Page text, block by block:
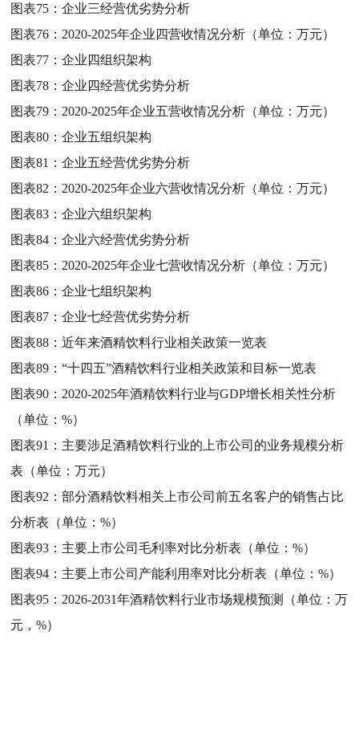
图表75：企业三经营优劣势分析
图表76： 2020-2025年企业四营收情况分析（单位：万元）
图表77：企业四组织架构
图表78：企业四经营优劣势分析
图表79： 2020-2025年企业五营收情况分析（单位：万元）
图表80：企业五组织架构
图表81：企业五经营优劣势分析
图表82： 2020-2025年企业六营收情况分析（单位：万元）
图表83：企业六组织架构
图表84：企业六经营优劣势分析
图表85： 2020-2025年企业七营收情况分析（单位：万元）
图表86：企业七组织架构
图表87：企业七经营优劣势分析
图表88：近年来酒精饮料行业相关政策一览表
图表89：“十四五”酒精饮料行业相关政策和目标一览表
图表90： 2020-2025年酒精饮料行业与GDP增长相关性分析
（单位：%）
图表91： 主要涉足酒精饮料行业的上市公司的业务规模分析
表（单位：万元）
图表92：部分酒精饮料相关上市公司前五名客户的销售占比
分析表（单位：%）
图表93： 主要上市公司毛利率对比分析表（单位：%）
图表94： 主要上市公司产能利用率对比分析表（单位：%）
图表95： 2026-2031年酒精饮料行业市场规模预测（单位：万
元，%）